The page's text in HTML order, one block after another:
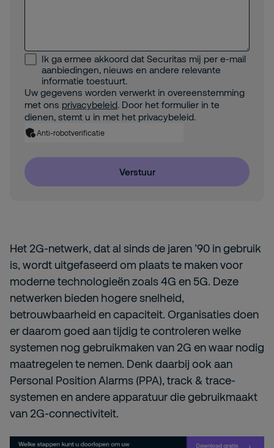
Het 2G-netwerk, dat al sinds de jaren ’90 in gebruik
is, wordt uitgefaseerd om plaats te maken voor
moderne technologieën zoals 4G en 5G. Deze
netwerken bieden hogere snelheid,
betrouwbaarheid en capaciteit. Organisaties doen
er daarom goed aan tijdig te controleren welke
systemen nog gebruikmaken van 2G en waar nodig
maatregelen te nemen. Denk daarbij ook aan
Personal Position Alarms (PPA), track & trace-
systemen en andere apparatuur die gebruikmaakt
van 2G-connectiviteit.
Ik ga ermee akkoord dat Securitas mij per e-mail
aanbiedingen, nieuws en andere relevante
informatie toestuurt.
Uw gegevens worden verwerkt in overeenstemming
met ons privacybeleid. Door het formulier in te
dienen, stemt u in met het privacybeleid.
Anti-robotverificatie
Verstuur